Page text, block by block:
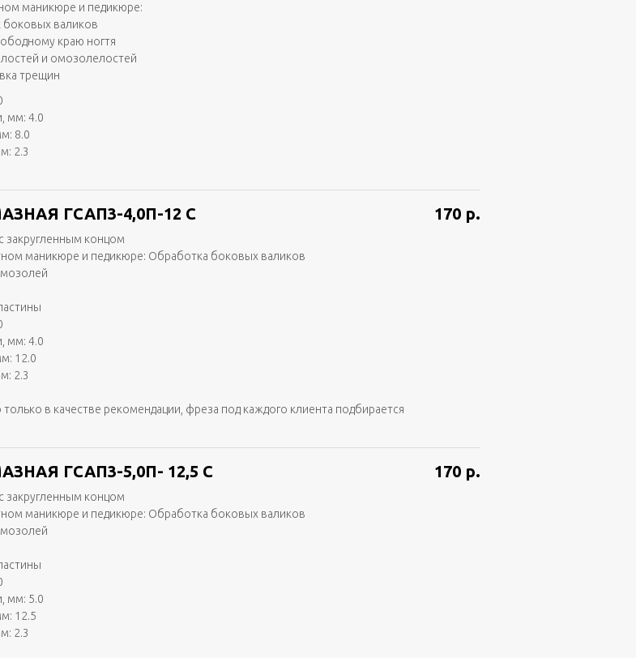
маникюре и педикюре:
валиков
краю ногтя
и омозолелостей
трещин
мм: 4.0
8.0
2.3
ГСАП3-4,0П-12 С
закругленным концом
маникюре и педикюре: Обработка боковых валиков
мм: 4.0
12.0
2.3
в качестве рекомендации, фреза под каждого клиента подбирается
170 р.
ГСАП3-5,0П- 12,5 С
закругленным концом
маникюре и педикюре: Обработка боковых валиков
мм: 5.0
12.5
2.3
170 р.